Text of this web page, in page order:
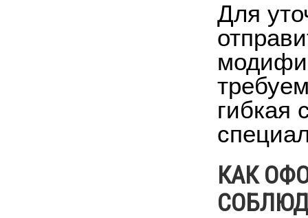
Для
гибкая
КАК